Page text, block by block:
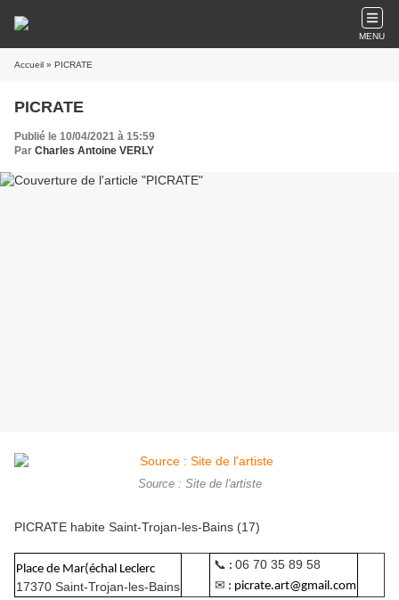
MENU
Accueil » PICRATE
PICRATE
Publié le 10/04/2021 à 15:59
Par Charles Antoine VERLY
Source : Site de l'artiste
PICRATE habite Saint-Trojan-les-Bains (17)
Place de Mar(échal Leclerc
17370 Saint-Trojan-les-Bains
📞 : 06 70 35 89 58
✉ : picrate.art@gmail.com